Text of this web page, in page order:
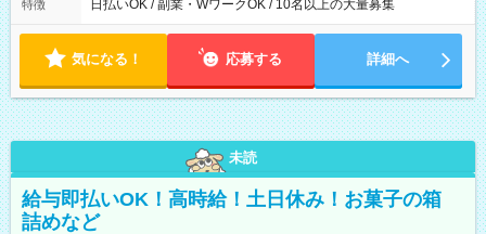
特徴 日払いOK / 副業・WワークOK / 10名以上の大量募集
気になる！ 応募する 詳細へ
未読
給与即払いOK！高時給！土日休み！お菓子の箱
詰めなど